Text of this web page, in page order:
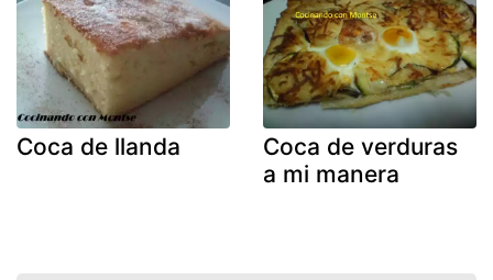
Coca de llanda
Coca de verduras
a mi manera